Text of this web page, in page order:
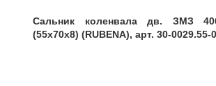
Сальник коленвала дв. ЗМЗ
(55х70х8) (RUBENA), арт. 30-0029.55-